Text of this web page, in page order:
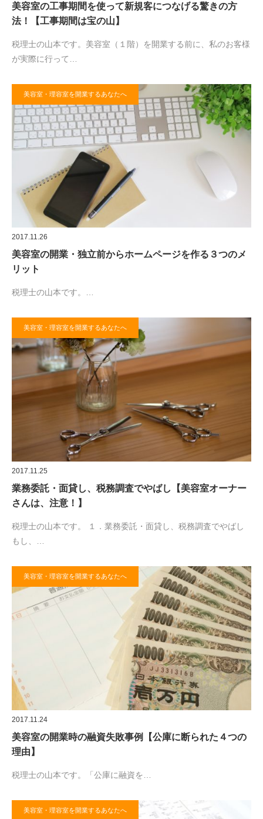
美容室の工事期間を使って新規客につなげる驚きの方
法！【工事期間は宝の山】
税理士の山本です。美容室（１階）を開業する前に、私のお客様
が実際に行って…
美容室・理容室を開業するあなたへ
2017.11.26
美容室の開業・独立前からホームページを作る３つのメ
リット
税理士の山本です。…
美容室・理容室を開業するあなたへ
2017.11.25
業務委託・面貸し、税務調査でやばし【美容室オーナー
さんは、注意！】
税理士の山本です。 １．業務委託・面貸し、税務調査でやばし
もし、…
美容室・理容室を開業するあなたへ
2017.11.24
美容室の開業時の融資失敗事例【公庫に断られた４つの
理由】
税理士の山本です。「公庫に融資を…
美容室・理容室を開業するあなたへ